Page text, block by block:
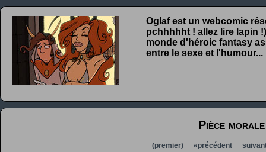
Oglaf est un webcomic
pchhhhht ! allez lire lapin
monde d'héroic fantasy
entre le sexe et l'humour...
Pièce morale
(premier) «précédent